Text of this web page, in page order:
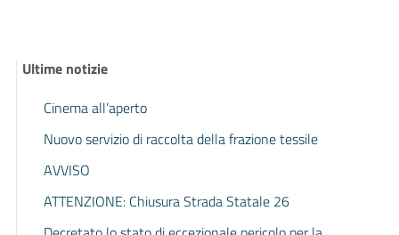
Ultime notizie
Cinema all’aperto
Nuovo servizio di raccolta della frazione tessile
AVVISO
ATTENZIONE: Chiusura Strada Statale 26